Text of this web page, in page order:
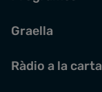
Graella
Ràdio a la carta